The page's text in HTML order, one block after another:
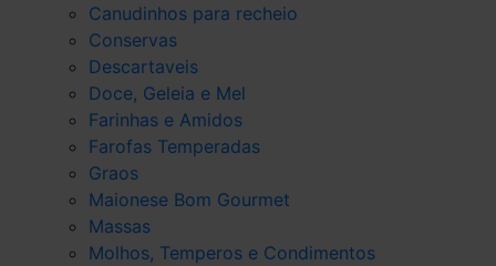
Canudinhos para recheio
Conservas
Descartaveis
Doce, Geleia e Mel
Farinhas e Amidos
Farofas Temperadas
Graos
Maionese Bom Gourmet
Massas
Molhos, Temperos e Condimentos